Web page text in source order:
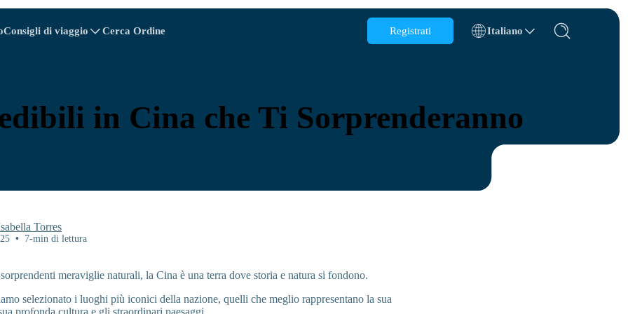
Consigli di viaggio Cerca Ordine Registrati Italiano
Canada Cile Cina
Danimarca
Explore All Destinaziones
in Cina che Ti Sorprenderanno
Torres
• 7-min di lettura
meraviglie naturali, la Cina è una terra dove storia e natura si fondono.
selezionato i luoghi più iconici della nazione, quelli che meglio rappresentano la sua
profonda cultura e gli straordinari paesaggi.